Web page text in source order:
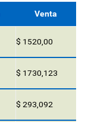
Venta
$ 1520,00
$ 1730,123
$ 293,092